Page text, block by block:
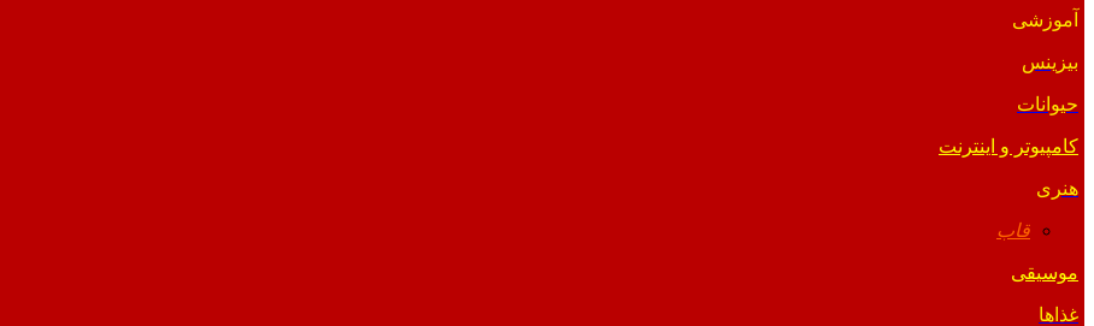
آموزشی
بیزینس
حیوانات
کامپیوتر و اینترنت
هنری
قاب
موسیقی
غذاها